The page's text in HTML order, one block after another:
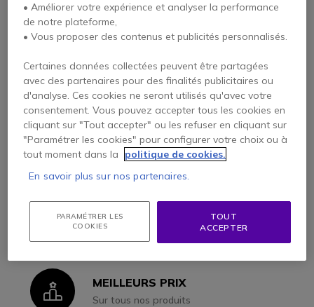
J5 Create JVCU360
4.5 de 3 Avis
159,45 €
123,95 € HT -22%
PACK
J5 Create JVCU360 +
4.4 de 5 Avis
244,40 €
173,53 € HT -29%
IconCONSEILS ET DEVIS
Nos spécialistes à votre écoute
IconMEILLEURS PRIX
Sur tous nos produits
• Améliorer votre expérience et analyser la performance
de notre plateforme,
• Vous proposer des contenus et publicités personnalisés.
Certaines données collectées peuvent être partagées
avec des partenaires pour des finalités publicitaires ou
d'analyse. Ces cookies ne seront utilisés qu'avec votre
consentement. Vous pouvez accepter tous les cookies en
cliquant sur "Tout accepter" ou les refuser en cliquant sur
"Paramétrer les cookies" pour configurer votre choix ou à
tout moment dans la
politique de cookies.
En savoir plus sur nos partenaires.
PARAMÉTRER LES
COOKIES
TOUT
ACCEPTER